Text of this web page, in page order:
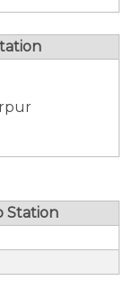
Station